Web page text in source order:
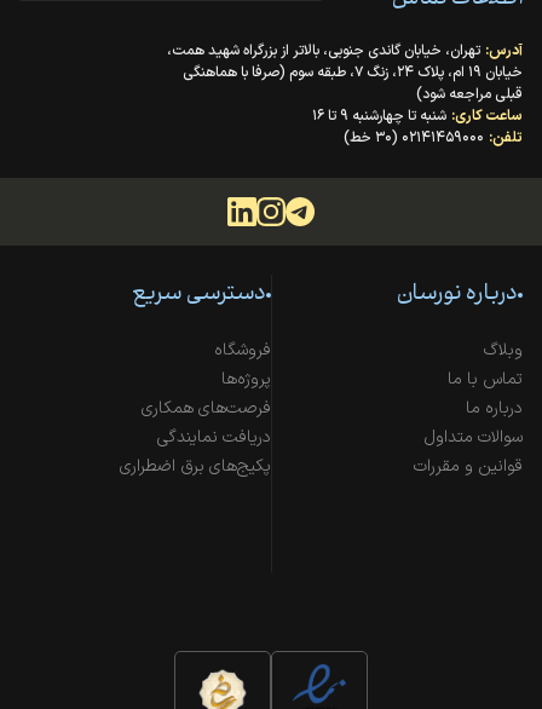
آدرس: تهران، خیابان گاندی جنوبی، بالاتر از بزرگراه شهید همت،
خیابان ۱۹ ام، پلاک ۲۴، زنگ ۷، طبقه سوم (صرفا با هماهنگی
قبلی مراجعه شود)
ساعت کاری: شنبه تا چهارشنبه ۹ تا ۱۶
تلفن: ۰۲۱۴۱۴۵۹۰۰۰ (۳۰ خط)
درباره نورسان
وبلاگ
تماس با ما
درباره ما
سوالات متداول
قوانین و مقررات
دسترسی سریع
فروشگاه
پروژه‌ها
فرصت‌های همکاری
دریافت نمایندگی
پکیج‌های برق اضطراری